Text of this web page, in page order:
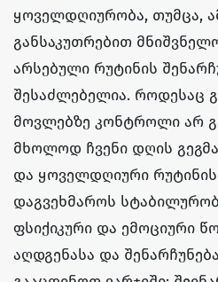
ყოველდღიურობა, თუმცა,
განსაკუთრებით
არსებული რუტინის
შესაძლებელია. როდესაც
მოვლებზე კონტროლი არ
მხოლოდ ჩვენი დღის
და ყოველდღიური რუტინის
დაგვეხმაროს
ფსიქიკური და ემოციური
აღდგენასა და